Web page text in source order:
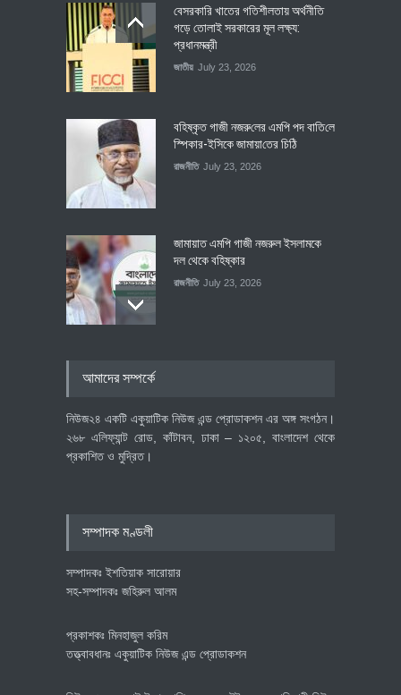
বেসরকারি খাতের গতিশীলতায় অর্থনীতি
গড়ে তোলাই সরকারের মূল লক্ষ্য:
প্রধানমন্ত্রী
জাতীয় July 23, 2026
বহিষ্কৃত গাজী নজরু‌লের এম‌পি পদ বা‌তি‌লে
স্পিকার-ইসিকে জামায়া‌তের চি‌ঠি
রাজনীতি July 23, 2026
জামায়াত এমপি গাজী নজরুল ইসলামকে
দল থেকে বহিষ্কার
রাজনীতি July 23, 2026
আমাদের সম্পর্কে
নিউজ২৪ একটি একুয়াটিক নিউজ এন্ড প্রোডাকশন এর অঙ্গ সংগঠন।
২৬৮ এলিফ্যান্ট রোড, কাঁটাবন, ঢাকা – ১২০৫, বাংলাদেশ থেকে
প্রকাশিত ও মুদ্রিত।
সম্পাদক মণ্ডলী
সম্পাদকঃ ইশতিয়াক সারোয়ার
সহ-সম্পাদকঃ জহিরুল আলম
প্রকাশকঃ মিনহাজুল করিম
তত্ত্বাবধানঃ একুয়াটিক নিউজ এন্ড প্রোডাকশন